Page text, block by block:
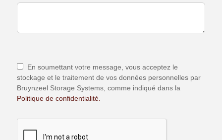
En soumettant votre message, vous acceptez le
stockage et le traitement de vos données personnelles par
Bruynzeel Storage Systems, comme indiqué dans la
Politique de confidentialité.